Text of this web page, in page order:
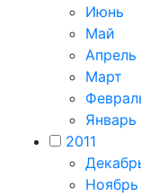
Июнь
Май
Апрель
Март
Январь
2011
Ноябрь